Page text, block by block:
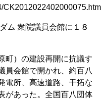
ム 衆院議員会館に１８
町）の建設再開に抗議す
員会館で開かれ、約百八
電所、高速道路、干拓な
があった。全国百八団体